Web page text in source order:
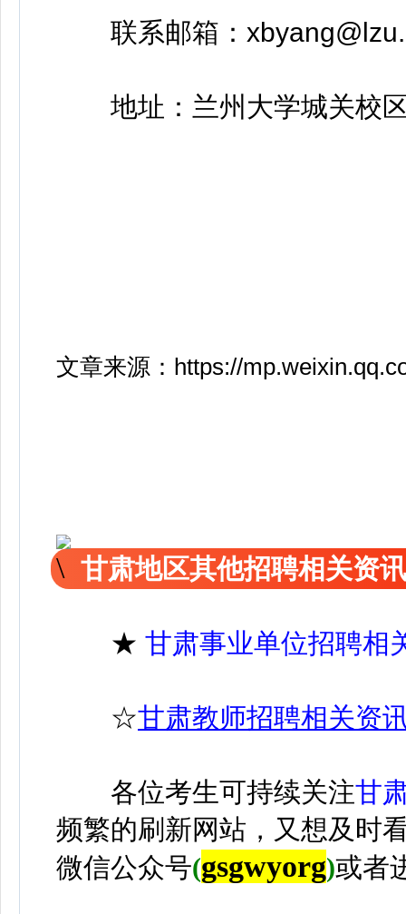
联系邮箱：
地址：兰州大学城关校区
文章来源： https://
甘肃地区其他招聘相关资
★ 甘肃事业单位招聘相
☆甘肃教师招聘相关资
各位考生可持续关注甘
频繁的刷新网站，又想及时
微信公众号(gsgwyorg)或者